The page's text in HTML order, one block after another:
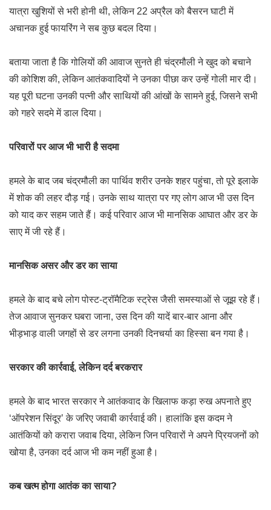
यात्रा खुशियों से भरी होनी थी, लेकिन 22 अप्रैल को बैसरन घाटी में
अचानक हुई फायरिंग ने सब कुछ बदल दिया।
बताया जाता है कि गोलियों की आवाज सुनते ही चंद्रमौली ने खुद को बचाने
की कोशिश की, लेकिन आतंकवादियों ने उनका पीछा कर उन्हें गोली मार दी।
यह पूरी घटना उनकी पत्नी और साथियों की आंखों के सामने हुई, जिसने सभी
को गहरे सदमे में डाल दिया।
परिवारों पर आज भी भारी है सदमा
हमले के बाद जब चंद्रमौली का पार्थिव शरीर उनके शहर पहुंचा, तो पूरे इलाके
में शोक की लहर दौड़ गई। उनके साथ यात्रा पर गए लोग आज भी उस दिन
को याद कर सहम जाते हैं। कई परिवार आज भी मानसिक आघात और डर के
साए में जी रहे हैं।
मानसिक असर और डर का साया
हमले के बाद बचे लोग पोस्ट-ट्रॉमैटिक स्ट्रेस जैसी समस्याओं से जूझ रहे हैं।
तेज आवाज सुनकर घबरा जाना, उस दिन की यादें बार-बार आना और
भीड़भाड़ वाली जगहों से डर लगना उनकी दिनचर्या का हिस्सा बन गया है।
सरकार की कार्रवाई, लेकिन दर्द बरकरार
हमले के बाद भारत सरकार ने आतंकवाद के खिलाफ कड़ा रुख अपनाते हुए
‘ऑपरेशन सिंदूर’ के जरिए जवाबी कार्रवाई की। हालांकि इस कदम ने
आतंकियों को करारा जवाब दिया, लेकिन जिन परिवारों ने अपने प्रियजनों को
खोया है, उनका दर्द आज भी कम नहीं हुआ है।
कब खत्म होगा आतंक का साया?